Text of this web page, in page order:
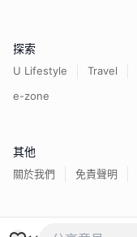
探索
U Lifestyle Travel
e-zone
其他
關於我們 免責聲明